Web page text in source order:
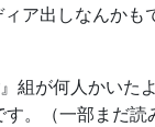
ア出しなんかも
組が何人かいた
。（一部まだ読